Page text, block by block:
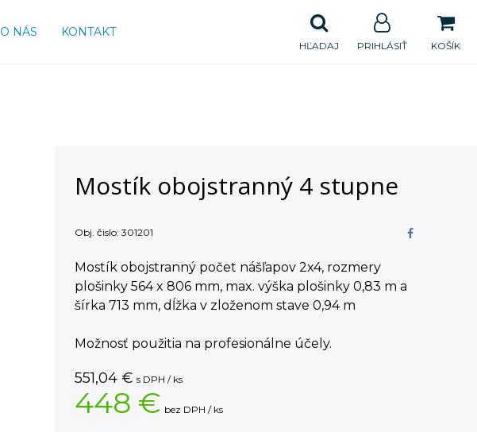
O NÁS KONTAKT
KOŠÍK
PRIHLÁSIŤ
HĽADAJ
Mostík obojstranný 4 stupne
Obj. čislo: 301201
Mostík obojstranný počet nášľapov 2x4, rozmery
plošinky 564 x 806 mm, max. výška plošinky 0,83 m a
šírka 713 mm, dĺžka v zloženom stave 0,94 m
Možnosť použitia na profesionálne účely.
551,04 € s DPH / ks
448 € bez DPH / ks